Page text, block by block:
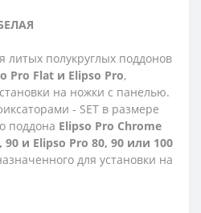
литых полукруглых поддонов
Pro Flat и Elipso Pro,
на ножки с панелью.
- SET в размере
поддона Elipso Pro Chrome
90 и Elipso Pro 80, 90 или 100
для установки на